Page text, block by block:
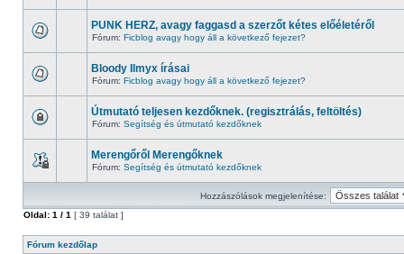
PUNK HERZ, avagy faggasd a szerzőt kétes előéletéről
Fórum: Ficblog avagy hogy áll a következő fejezet?
Bloody Ilmyx írásai
Fórum: Ficblog avagy hogy áll a következő fejezet?
Útmutató teljesen kezdőknek. (regisztrálás, feltöltés)
Fórum: Segítség és útmutató kezdőknek
Merengőről Merengőknek
Fórum: Segítség és útmutató kezdőknek
Hozzászólások megjelenítése:
Oldal: 1 / 1 [ 39 találat ]
Fórum kezdőlap